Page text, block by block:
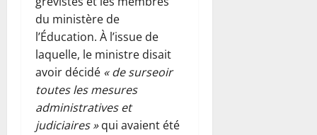
du ministère de
l’Éducation. À l’issue de
laquelle, le ministre disait
avoir décidé « de surseoir
toutes les mesures
administratives et
judiciaires »qui avaient été